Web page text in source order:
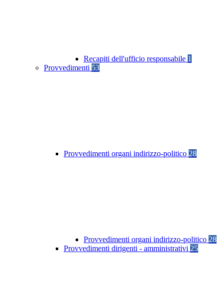
Recapiti dell'ufficio responsabile 1
Provvedimenti 53
Provvedimenti organi indirizzo-politico 28
Provvedimenti organi indirizzo-politico 28
Provvedimenti dirigenti - amministrativi 25